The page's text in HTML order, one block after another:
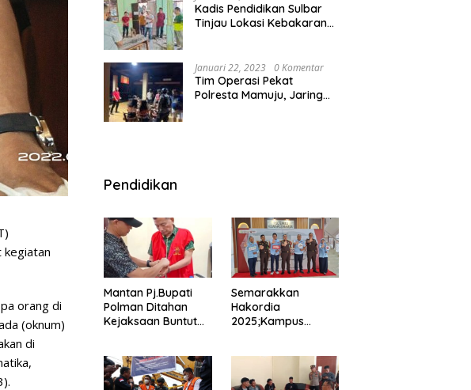
kegiatan
orang di
(oknum)
di
Kadis Pendidikan Sulbar
Tinjau Lokasi Kebakaran
Januari 22, 2023 0 Komentar
Tim Operasi Pekat
Polresta Mamuju, Jaring
Pendidikan
Mantan Pj.Bupati
Polman Ditahan
Kejaksaan Buntut
Seragam Linmas
Pemilu
Semarakkan
Hakordia
2025;Kampus
Gelar” Satukan Aksi
Basmi Korupsi “